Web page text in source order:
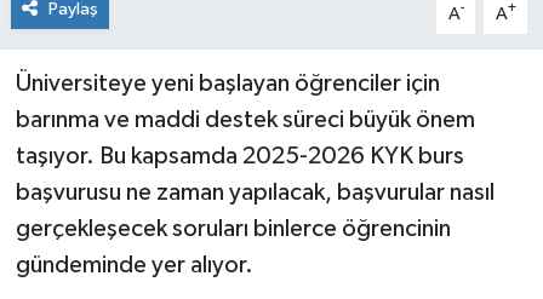
Paylaş A- A+
Üniversiteye yeni başlayan öğrenciler için
barınma ve maddi destek süreci büyük önem
taşıyor. Bu kapsamda 2025-2026 KYK burs
başvurusu ne zaman yapılacak, başvurular nasıl
gerçekleşecek soruları binlerce öğrencinin
gündeminde yer alıyor.
Yaşam